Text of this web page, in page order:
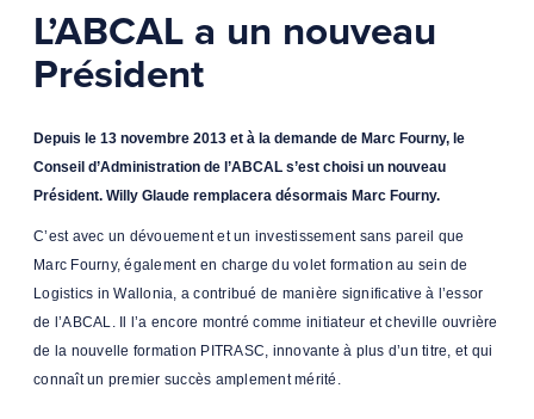
L’ABCAL a un nouveau
Président
Depuis le 13 novembre 2013 et à la demande de Marc Fourny, le
Conseil d’Administration de l’ABCAL s’est choisi un nouveau
Président. Willy Glaude remplacera désormais Marc Fourny.
C’est avec un dévouement et un investissement sans pareil que
Marc Fourny, également en charge du volet formation au sein de
Logistics in Wallonia, a contribué de manière significative à l’essor
de l’ABCAL. Il l’a encore montré comme initiateur et cheville ouvrière
de la nouvelle formation PITRASC, innovante à plus d’un titre, et qui
connaît un premier succès amplement mérité.